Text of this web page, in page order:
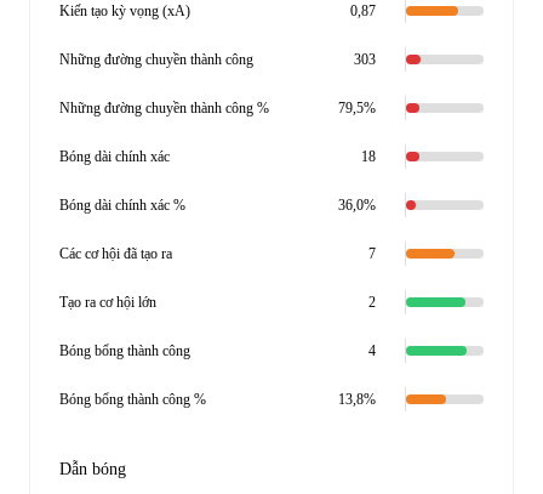
Kiến tạo kỳ vọng (xA) 0,87
Những đường chuyền thành công 303
Những đường chuyền thành công % 79,5%
Bóng dài chính xác 18
Bóng dài chính xác % 36,0%
Các cơ hội đã tạo ra 7
Tạo ra cơ hội lớn 2
Bóng bổng thành công 4
Bóng bổng thành công % 13,8%
Dẫn bóng